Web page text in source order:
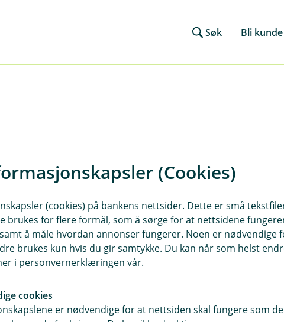
Søk Bli kunde
du oss
Mysen
Mysen
Om Marker og
Sparebank
(Cookies)
(cookies) på bankens nettsider. Dette er små
brukes for flere formål, som å sørge for at nettsidene
å måle hvordan annonser fungerer. Noen er nødvendige
brukes kun hvis du gir samtykke. Du kan når som helst
i personvernerklæringen vår.
cookies
er nødvendige for at nettsiden skal fungere som